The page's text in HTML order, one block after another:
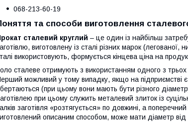
068-213-60-19
та способи виготовлення
сталевий круглий – це один із найбільш
виготовлену із сталі різних марок (легованої,
використовують, формується кінцева ціна на
сталеве отримують з використанням одного з
можливий у тому випадку, якщо на підприємстві є
(при цьому вони мають бути різного
при цьому служить металевий злиток із
заготівля «розтягується» по довжині, а
описаним способом, може мати діаметр